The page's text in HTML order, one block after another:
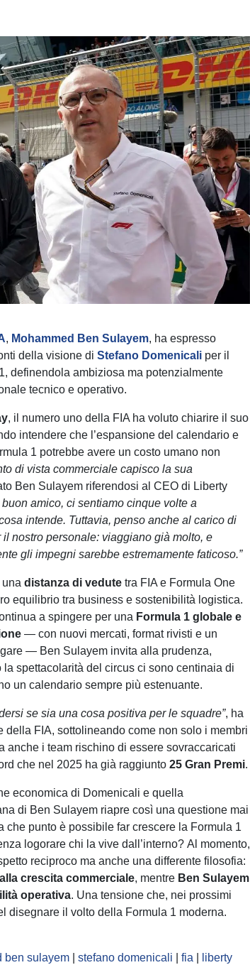
, Mohammed Ben Sulayem, ha espresso
della visione diStefano Domenicali per il
definendola ambiziosa ma potenzialmente
tecnico e operativo.
, il numero uno della FIA ha voluto chiarire il suo
intendere che l’espansione del calendario e
1 potrebbe avere un costo umano non
di vista commerciale capisco la sua
Ben Sulayem riferendosi al CEO di Liberty
buon amico, ci sentiamo cinque volte a
intende. Tuttavia, penso anche al carico di
nostro personale: viaggiano già molto, e
gli impegni sarebbe estremamente faticoso.”
unadistanza di vedute tra FIA e Formula One
equilibrio tra business e sostenibilità logistica.
a spingere per una Formula 1 globale e
— con nuovi mercati, format rivisti e un
— Ben Sulayem invita alla prudenza,
la spettacolarità del circus ci sono centinaia di
un calendario sempre più estenuante.
se sia una cosa positiva per le squadre”, ha
della FIA, sottolineando come non solo i membri
anche i team rischino di essere sovraccaricati
che nel 2025 ha già raggiunto25 Gran Premi.
economica di Domenicali e quella
di Ben Sulayem riapre così una questione mai
che punto è possibile far crescere la Formula 1
logorare chi la vive dall’interno? Al momento,
reciproco ma anche una differente filosofia:
crescita commerciale, mentre Ben Sulayem
operativa. Una tensione che, nei prossimi
disegnare il volto della Formula 1 moderna.
ben sulayem |stefano domenicali |fia
liberty